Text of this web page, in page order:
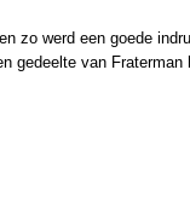
zo werd een goede
gedeelte van Fraterman